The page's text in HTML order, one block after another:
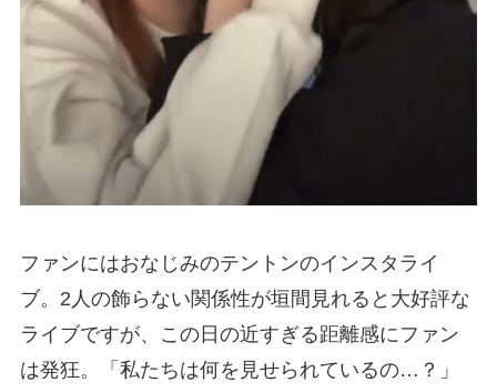
ファンにはおなじみのテントンのインスタライ
ブ。2人の飾らない関係性が垣間見れると大好評な
ライブですが、この日の近すぎる距離感にファン
は発狂。「私たちは何を見せられているの…？」